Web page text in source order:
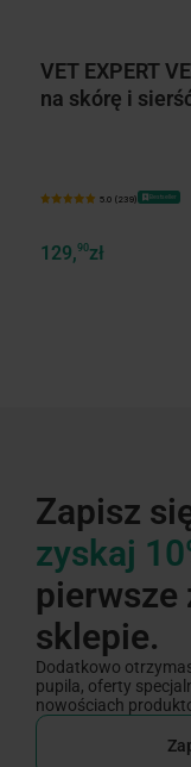
VET EXPERT
na skórę i
5.0 (239) Bestseller
129,90zł
Zapisz
zyskaj
pierwsze
sklepie.
Dodatkowo
pupila, oferty
nowościach